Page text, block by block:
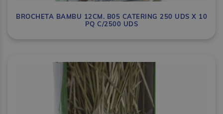
BROCHETA BAMBU 12CM. B05 CATERING 250 UDS X 10
PQ C/2500 UDS